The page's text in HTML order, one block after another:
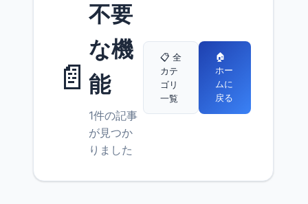
📄
不要
な機
能
1件の記事
が見つか
りました
📋 全
カテ
ゴリ
一覧
🏠
ホー
ムに
戻る